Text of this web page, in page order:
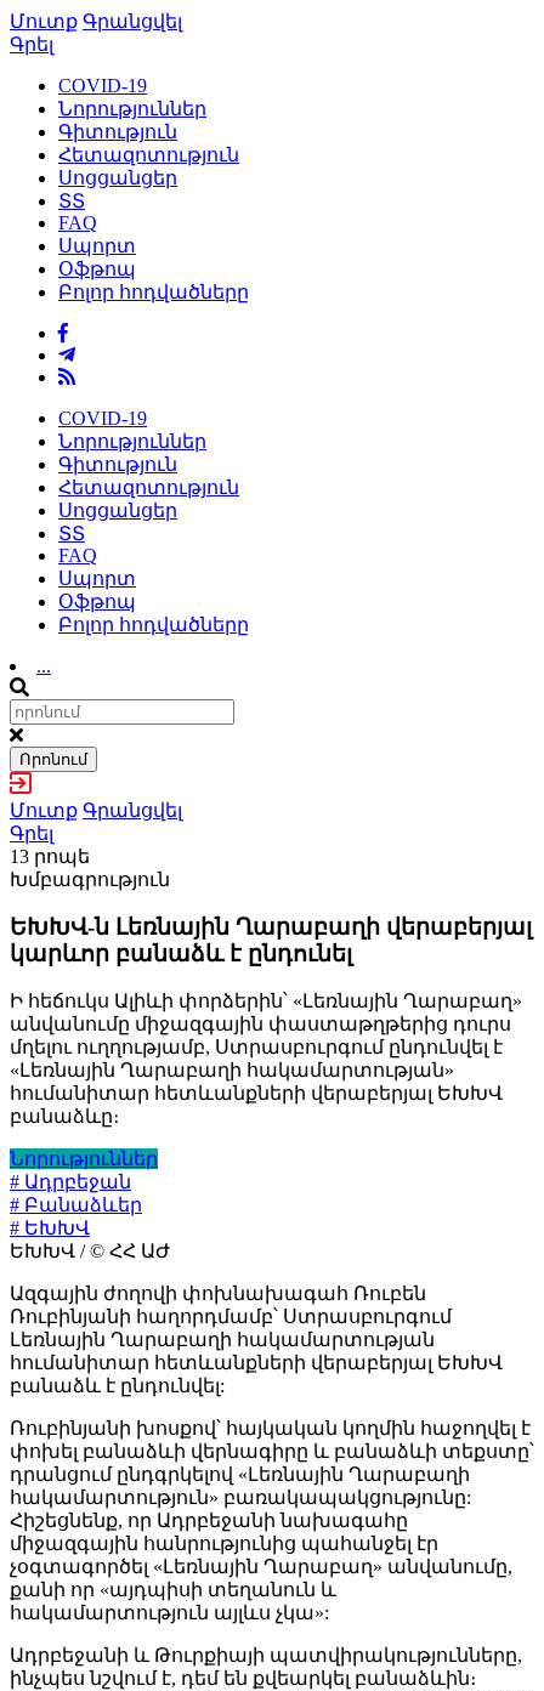
Մուտք Գրանցվել
Գրել
COVID-19
Նորություններ
Գիտություն
Հետազոտություն
Սոցցանցեր
ՏՏ
FAQ
Սպորտ
Օֆթոպ
Բոլոր հոդվածները
COVID-19
Նորություններ
Գիտություն
Հետազոտություն
Սոցցանցեր
ՏՏ
FAQ
Սպորտ
Օֆթոպ
Բոլոր հոդվածները
...
Որոնում
Մուտք Գրանցվել
Գրել
13 րոպե
Խմբագրություն
ԵԽԽՎ-ն Լեռնային Ղարաբաղի վերաբերյալ
կարևոր բանաձև է ընդունել
Ի հեճուկս Ալիևի փորձերին՝ «Լեռնային Ղարաբաղ»
անվանումը միջազգային փաստաթղթերից դուրս
մղելու ուղղությամբ, Ստրասբուրգում ընդունվել է
«Լեռնային Ղարաբաղի հակամարտության»
հումանիտար հետևանքների վերաբերյալ ԵԽԽՎ
բանաձևը։
Նորություններ
# Ադրբեջան
# Բանաձևեր
# ԵԽԽՎ
ԵԽԽՎ / © ՀՀ ԱԺ
Ազգային ժողովի փոխնախագահ Ռուբեն
Ռուբինյանի հաղորդմամբ՝ Ստրասբուրգում
Լեռնային Ղարաբաղի հակամարտության
հումանիտար հետևանքների վերաբերյալ ԵԽԽՎ
բանաձև է ընդունվել:
Ռուբինյանի խոսքով՝ հայկական կողմին հաջողվել է
փոխել բանաձևի վերնագիրը և բանաձևի տեքստը՝
դրանցում ընդգրկելով «Լեռնային Ղարաբաղի
հակամարտություն» բառակապակցությունը:
Հիշեցնենք, որ Ադրբեջանի նախագահը
միջազգային հանրությունից պահանջել էր
չօգտագործել «Լեռնային Ղարաբաղ» անվանումը,
քանի որ «այդպիսի տեղանուն և
հակամարտություն այլևս չկա»:
Ադրբեջանի և Թուրքիայի պատվիրակությունները,
ինչպես նշվում է, դեմ են քվեարկել բանաձևին։